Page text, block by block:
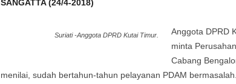
SANGATTA (24/4-2018)
Suriati -Anggota DPRD Kutai Timur.
Anggota DPRD
minta
Cabang
menilai, sudah bertahun-tahun pelayanan PDAM